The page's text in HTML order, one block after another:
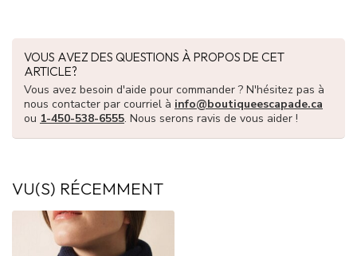
VOUS AVEZ DES QUESTIONS À PROPOS DE CET
ARTICLE?
Vous avez besoin d'aide pour commander ? N'hésitez pas à
nous contacter par courriel à info@boutiqueescapade.ca
ou 1-450-538-6555. Nous serons ravis de vous aider !
VU(S) RÉCEMMENT